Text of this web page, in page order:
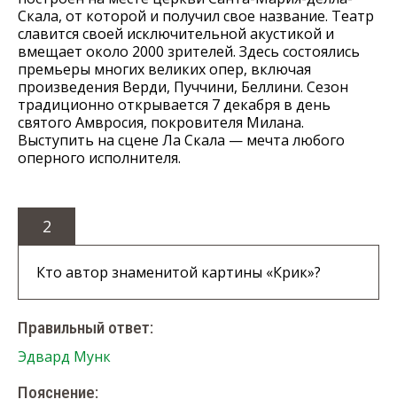
Скала, от которой и получил свое название. Театр
славится своей исключительной акустикой и
вмещает около 2000 зрителей. Здесь состоялись
премьеры многих великих опер, включая
произведения Верди, Пуччини, Беллини. Сезон
традиционно открывается 7 декабря в день
святого Амвросия, покровителя Милана.
Выступить на сцене Ла Скала — мечта любого
оперного исполнителя.
2
Кто автор знаменитой картины «Крик»?
Правильный ответ:
Эдвард Мунк
Пояснение: